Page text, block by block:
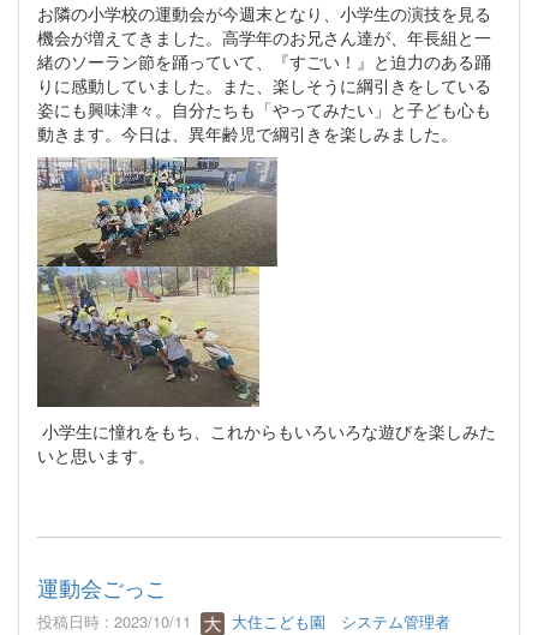
お隣の小学校の運動会が今週末となり、小学生の演技を見る
機会が増えてきました。高学年のお兄さん達が、年長組と一
緒のソーラン節を踊っていて、『すごい！』と迫力のある踊
りに感動していました。また、楽しそうに綱引きをしている
姿にも興味津々。自分たちも「やってみたい」と子ども心も
動きます。今日は、異年齢児で綱引きを楽しみました。
小学生に憧れをもち、これからもいろいろな遊びを楽しみた
いと思います。
運動会ごっこ
投稿日時 : 2023/10/11 大住こども園 システム管理者